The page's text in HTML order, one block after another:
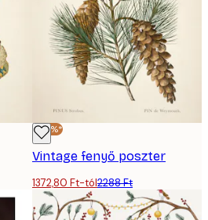
-40%*
Vintage fenyő poszter
1372,80 Ft-tól2288 Ft